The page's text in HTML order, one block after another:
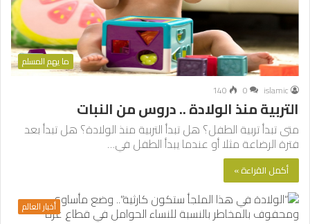
ما يهم المسلم
islamic
0
140
التربية منذ الولادة .. دروس من النبات
متى تبدأ تربية الطفل؟ هل تبدأ التربية منذ الولادة؟ هل تبدأ بعد
فترة الرضاعة مثلا أو عندما يبدأ الطفل في…
أكمل القراءة »
أخبار العالم